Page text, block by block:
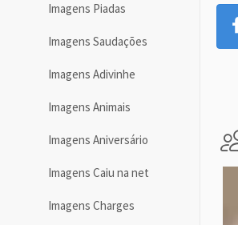
Imagens Piadas
Imagens Saudações
Imagens Adivinhe
Imagens Animais
Imagens Aniversário
Imagens Caiu na net
Imagens Charges